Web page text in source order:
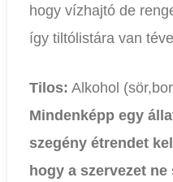
hogy vízhajtó de
így tiltólistára van
Tilos: Alkohol
Mindenképp egy
szegény étrendet
hogy a szervezet